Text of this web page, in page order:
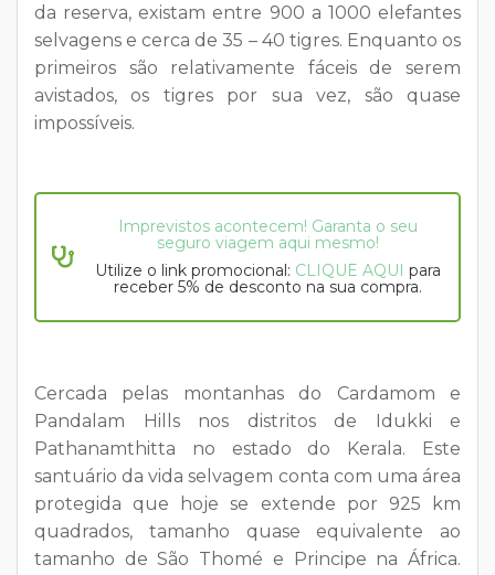
da reserva, existam entre 900 a 1000 elefantes
selvagens e cerca de 35 – 40 tigres. Enquanto os
primeiros são relativamente fáceis de serem
avistados, os tigres por sua vez, são quase
impossíveis.
Imprevistos acontecem! Garanta o seu
seguro viagem aqui mesmo!
Utilize o link promocional: CLIQUE AQUI para
receber 5% de desconto na sua compra.
Cercada pelas montanhas do Cardamom e
Pandalam Hills nos distritos de Idukki e
Pathanamthitta no estado do Kerala. Este
santuário da vida selvagem conta com uma área
protegida que hoje se extende por 925 km
quadrados, tamanho quase equivalente ao
tamanho de São Thomé e Principe na África.